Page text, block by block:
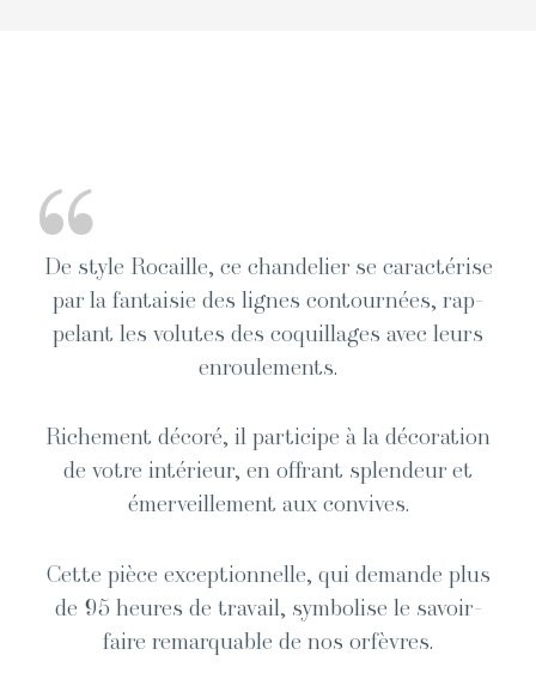
“
De style Rocaille, ce chan­de­lier se car­ac­térise
par la fan­taisie des lignes con­tournées, rap­
pelant les volutes des coquil­lages avec leurs
enroulements.
Riche­ment décoré, il par­ticipe à la déco­ra­tion
de votre intérieur, en offrant splen­deur et
émer­veille­ment aux convives.
Cette pièce excep­tion­nelle, qui demande plus
de 95 heures de tra­vail, sym­bol­ise le savoir-
faire remar­quable de nos orfèvres.